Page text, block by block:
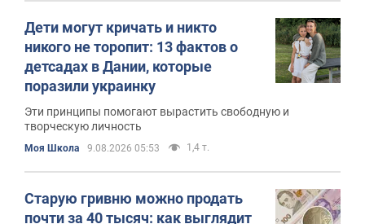
Дети могут кричать и никто
никого не торопит: 13 фактов о
детсадах в Дании, которые
поразили украинку
Эти принципы помогают вырастить свободную и
творческую личность
Моя Школа 9.08.2026 05:53 1,4 т.
Старую гривню можно продать
почти за 40 тысяч: как выглядит